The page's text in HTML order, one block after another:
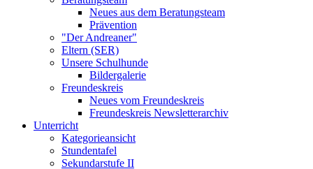
Neues aus dem Beratungsteam
Prävention
"Der Andreaner"
Eltern (SER)
Unsere Schulhunde
Bildergalerie
Freundeskreis
Neues vom Freundeskreis
Freundeskreis Newsletterarchiv
Unterricht
Kategorieansicht
Stundentafel
Sekundarstufe II